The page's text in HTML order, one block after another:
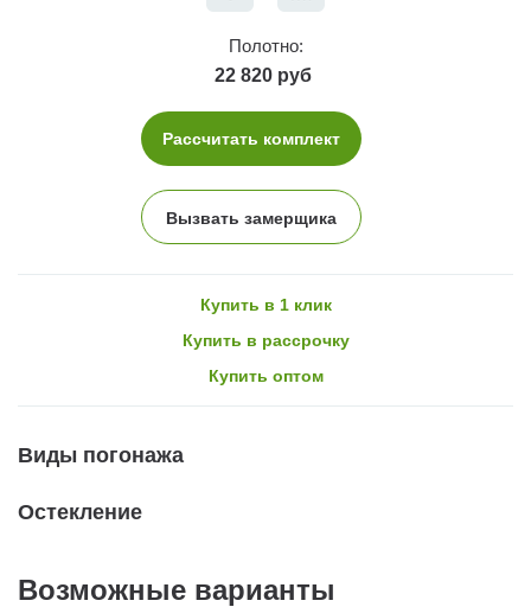
Полотно:
22 820 руб
Рассчитать комплект
Вызвать замерщика
Купить в 1 клик
Купить в рассрочку
Купить оптом
Виды погонажа
Остекление
Возможные варианты